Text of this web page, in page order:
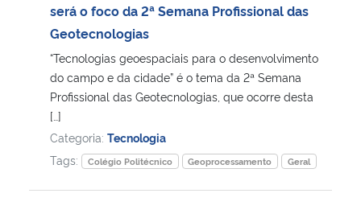
será o foco da 2ª Semana Profissional das
Geotecnologias
“Tecnologias geoespaciais para o desenvolvimento
do campo e da cidade” é o tema da 2ª Semana
Profissional das Geotecnologias, que ocorre desta
[…]
Categoria: Tecnologia
Tags:
Colégio Politécnico Geoprocessamento Geral